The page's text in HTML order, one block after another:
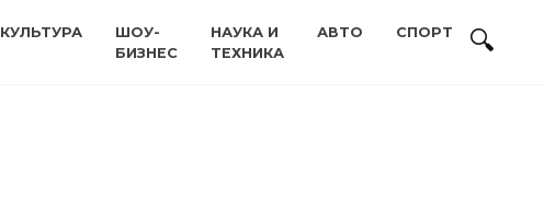
КУЛЬТУРА
ШОУ-
БИЗНЕС
НАУКА И
ТЕХНИКА
АВТО СПОРТ